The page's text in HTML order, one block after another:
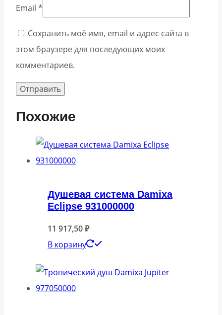
Email *
Сохранить моё имя, email и адрес сайта в
этом браузере для последующих моих
комментариев.
Похожие
Душевая система Damixa
Eclipse 931000000
11 917,50₽
В корзину